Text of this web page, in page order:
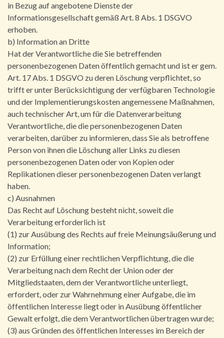
in Bezug auf angebotene Dienste der
Informationsgesellschaft gemäß Art. 8 Abs. 1 DSGVO
erhoben.
b) Information an Dritte
Hat der Verantwortliche die Sie betreffenden
personenbezogenen Daten öffentlich gemacht und ist er gem.
Art. 17 Abs. 1 DSGVO zu deren Löschung verpflichtet, so
trifft er unter Berücksichtigung der verfügbaren Technologie
und der Implementierungskosten angemessene Maßnahmen,
auch technischer Art, um für die Datenverarbeitung
Verantwortliche, die die personenbezogenen Daten
verarbeiten, darüber zu informieren, dass Sie als betroffene
Person von ihnen die Löschung aller Links zu diesen
personenbezogenen Daten oder von Kopien oder
Replikationen dieser personenbezogenen Daten verlangt
haben.
c) Ausnahmen
Das Recht auf Löschung besteht nicht, soweit die
Verarbeitung erforderlich ist
(1) zur Ausübung des Rechts auf freie Meinungsäußerung und
Information;
(2) zur Erfüllung einer rechtlichen Verpflichtung, die die
Verarbeitung nach dem Recht der Union oder der
Mitgliedstaaten, dem der Verantwortliche unterliegt,
erfordert, oder zur Wahrnehmung einer Aufgabe, die im
öffentlichen Interesse liegt oder in Ausübung öffentlicher
Gewalt erfolgt, die dem Verantwortlichen übertragen wurde;
(3) aus Gründen des öffentlichen Interesses im Bereich der